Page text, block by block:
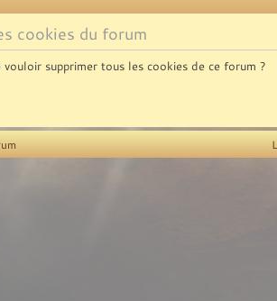
cookies du forum
supprimer tous les cookies de ce forum ?